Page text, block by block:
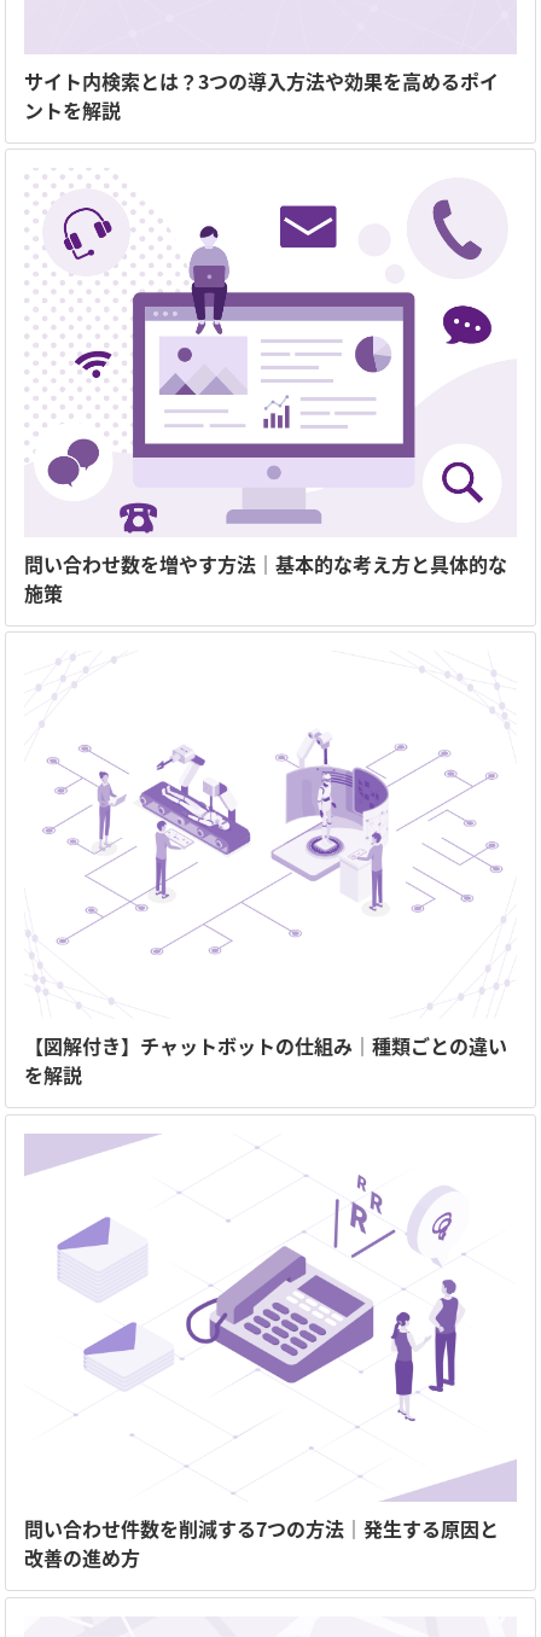
サイト内検索とは？3つの導入方法や効果を高めるポイ
ントを解説
問い合わせ数を増やす方法｜基本的な考え方と具体的な
施策
【図解付き】チャットボットの仕組み｜種類ごとの違い
を解説
問い合わせ件数を削減する7つの方法｜発生する原因と
改善の進め方